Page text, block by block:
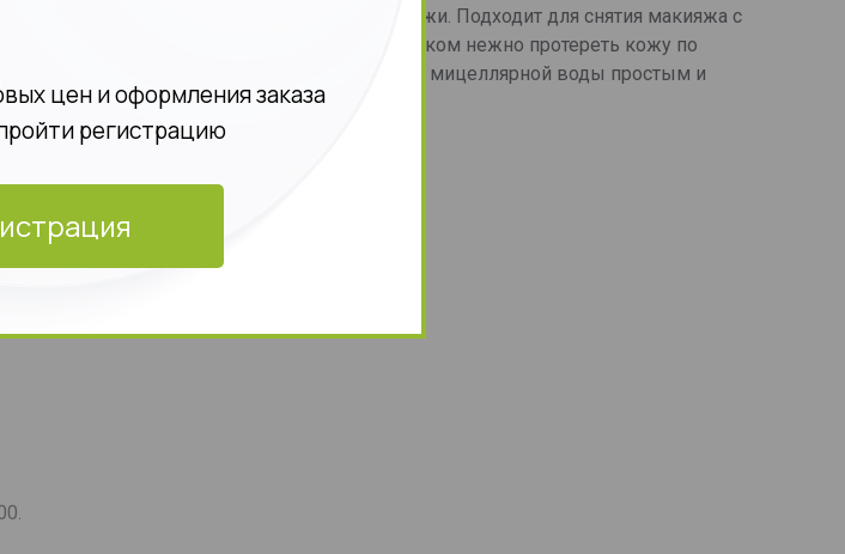
цен и оформления заказа
регистрацию
и стянутости. Для всех типов кожи. Подходит для снятия макияжа с
раз нажать на него. Смоченным ватным диском нежно протереть кожу по
дозатор делает процесс использования мицеллярной воды простым и